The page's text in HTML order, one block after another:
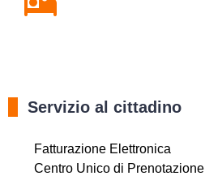
Servizio al cittadino
Fatturazione Elettronica
Centro Unico di Prenotazione